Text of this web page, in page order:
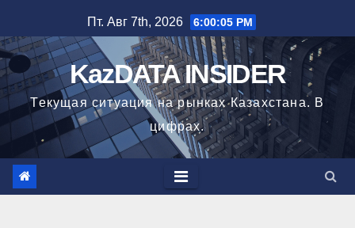
к
содержимому
Пт. Авг 7th, 2026 6:00:06 PM
KazDATA INSIDER
Текущая ситуация на рынках Казахстана. В
цифрах.